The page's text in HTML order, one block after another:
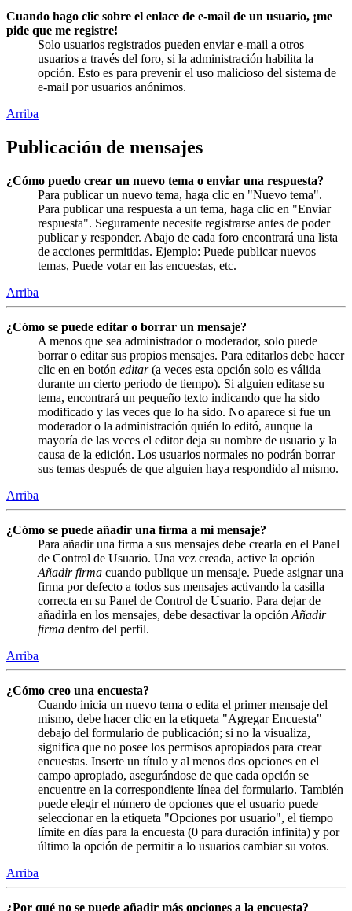
Cuando hago clic sobre el enlace de e-mail de un usuario, ¡me
pide que me registre!
Solo usuarios registrados pueden enviar e-mail a otros
usuarios a través del foro, si la administración habilita la
opción. Esto es para prevenir el uso malicioso del sistema de
e-mail por usuarios anónimos.
Arriba
Publicación de mensajes
¿Cómo puedo crear un nuevo tema o enviar una respuesta?
Para publicar un nuevo tema, haga clic en "Nuevo tema".
Para publicar una respuesta a un tema, haga clic en "Enviar
respuesta". Seguramente necesite registrarse antes de poder
publicar y responder. Abajo de cada foro encontrará una lista
de acciones permitidas. Ejemplo: Puede publicar nuevos
temas, Puede votar en las encuestas, etc.
Arriba
¿Cómo se puede editar o borrar un mensaje?
A menos que sea administrador o moderador, solo puede
borrar o editar sus propios mensajes. Para editarlos debe hacer
clic en en botón editar(a veces esta opción solo es válida
durante un cierto periodo de tiempo). Si alguien editase su
tema, encontrará un pequeño texto indicando que ha sido
modificado y las veces que lo ha sido. No aparece si fue un
moderador o la administración quién lo editó, aunque la
mayoría de las veces el editor deja su nombre de usuario y la
causa de la edición. Los usuarios normales no podrán borrar
sus temas después de que alguien haya respondido al mismo.
Arriba
¿Cómo se puede añadir una firma a mi mensaje?
Para añadir una firma a sus mensajes debe crearla en el Panel
de Control de Usuario. Una vez creada, active la opción
Añadir firma cuando publique un mensaje. Puede asignar una
firma por defecto a todos sus mensajes activando la casilla
correcta en su Panel de Control de Usuario. Para dejar de
añadirla en los mensajes, debe desactivar la opción Añadir
firma dentro del perfil.
Arriba
¿Cómo creo una encuesta?
Cuando inicia un nuevo tema o edita el primer mensaje del
mismo, debe hacer clic en la etiqueta "Agregar Encuesta"
debajo del formulario de publicación; si no la visualiza,
significa que no posee los permisos apropiados para crear
encuestas. Inserte un título y al menos dos opciones en el
campo apropiado, asegurándose de que cada opción se
encuentre en la correspondiente línea del formulario. También
puede elegir el número de opciones que el usuario puede
seleccionar en la etiqueta "Opciones por usuario", el tiempo
límite en días para la encuesta (0 para duración infinita) y por
último la opción de permitir a lo usuarios cambiar su votos.
Arriba
¿Por qué no se puede añadir más opciones a la encuesta?